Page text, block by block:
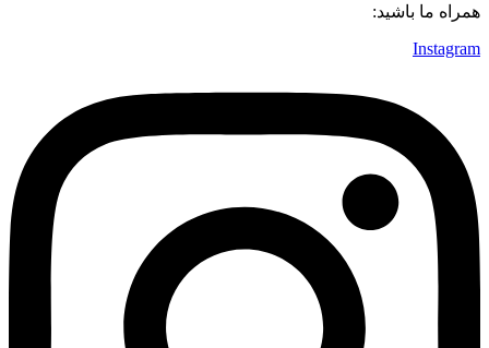
همراه ما باشید:
Instagram